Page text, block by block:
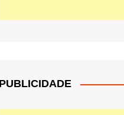
PUBLICIDADE